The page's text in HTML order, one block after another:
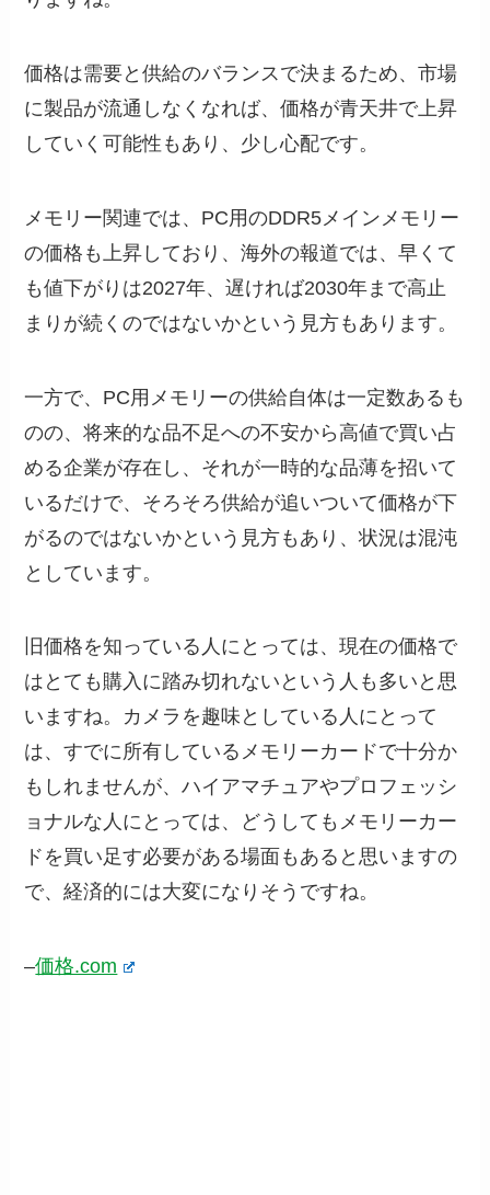
価格は需要と供給のバランスで決まるため、市場
に製品が流通しなくなれば、価格が青天井で上昇
していく可能性もあり、少し心配です。
メモリー関連では、PC用のDDR5メインメモリー
の価格も上昇しており、海外の報道では、早くて
も値下がりは2027年、遅ければ2030年まで高止
まりが続くのではないかという見方もあります。
一方で、PC用メモリーの供給自体は一定数あるも
のの、将来的な品不足への不安から高値で買い占
める企業が存在し、それが一時的な品薄を招いて
いるだけで、そろそろ供給が追いついて価格が下
がるのではないかという見方もあり、状況は混沌
としています。
旧価格を知っている人にとっては、現在の価格で
はとても購入に踏み切れないという人も多いと思
いますね。カメラを趣味としている人にとって
は、すでに所有しているメモリーカードで十分か
もしれませんが、ハイアマチュアやプロフェッシ
ョナルな人にとっては、どうしてもメモリーカー
ドを買い足す必要がある場面もあると思いますの
で、経済的には大変になりそうですね。
–価格.com